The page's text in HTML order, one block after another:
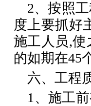
2、按照
度上要抓好
施工人员,使
的如期在45
六、工程
1、施工